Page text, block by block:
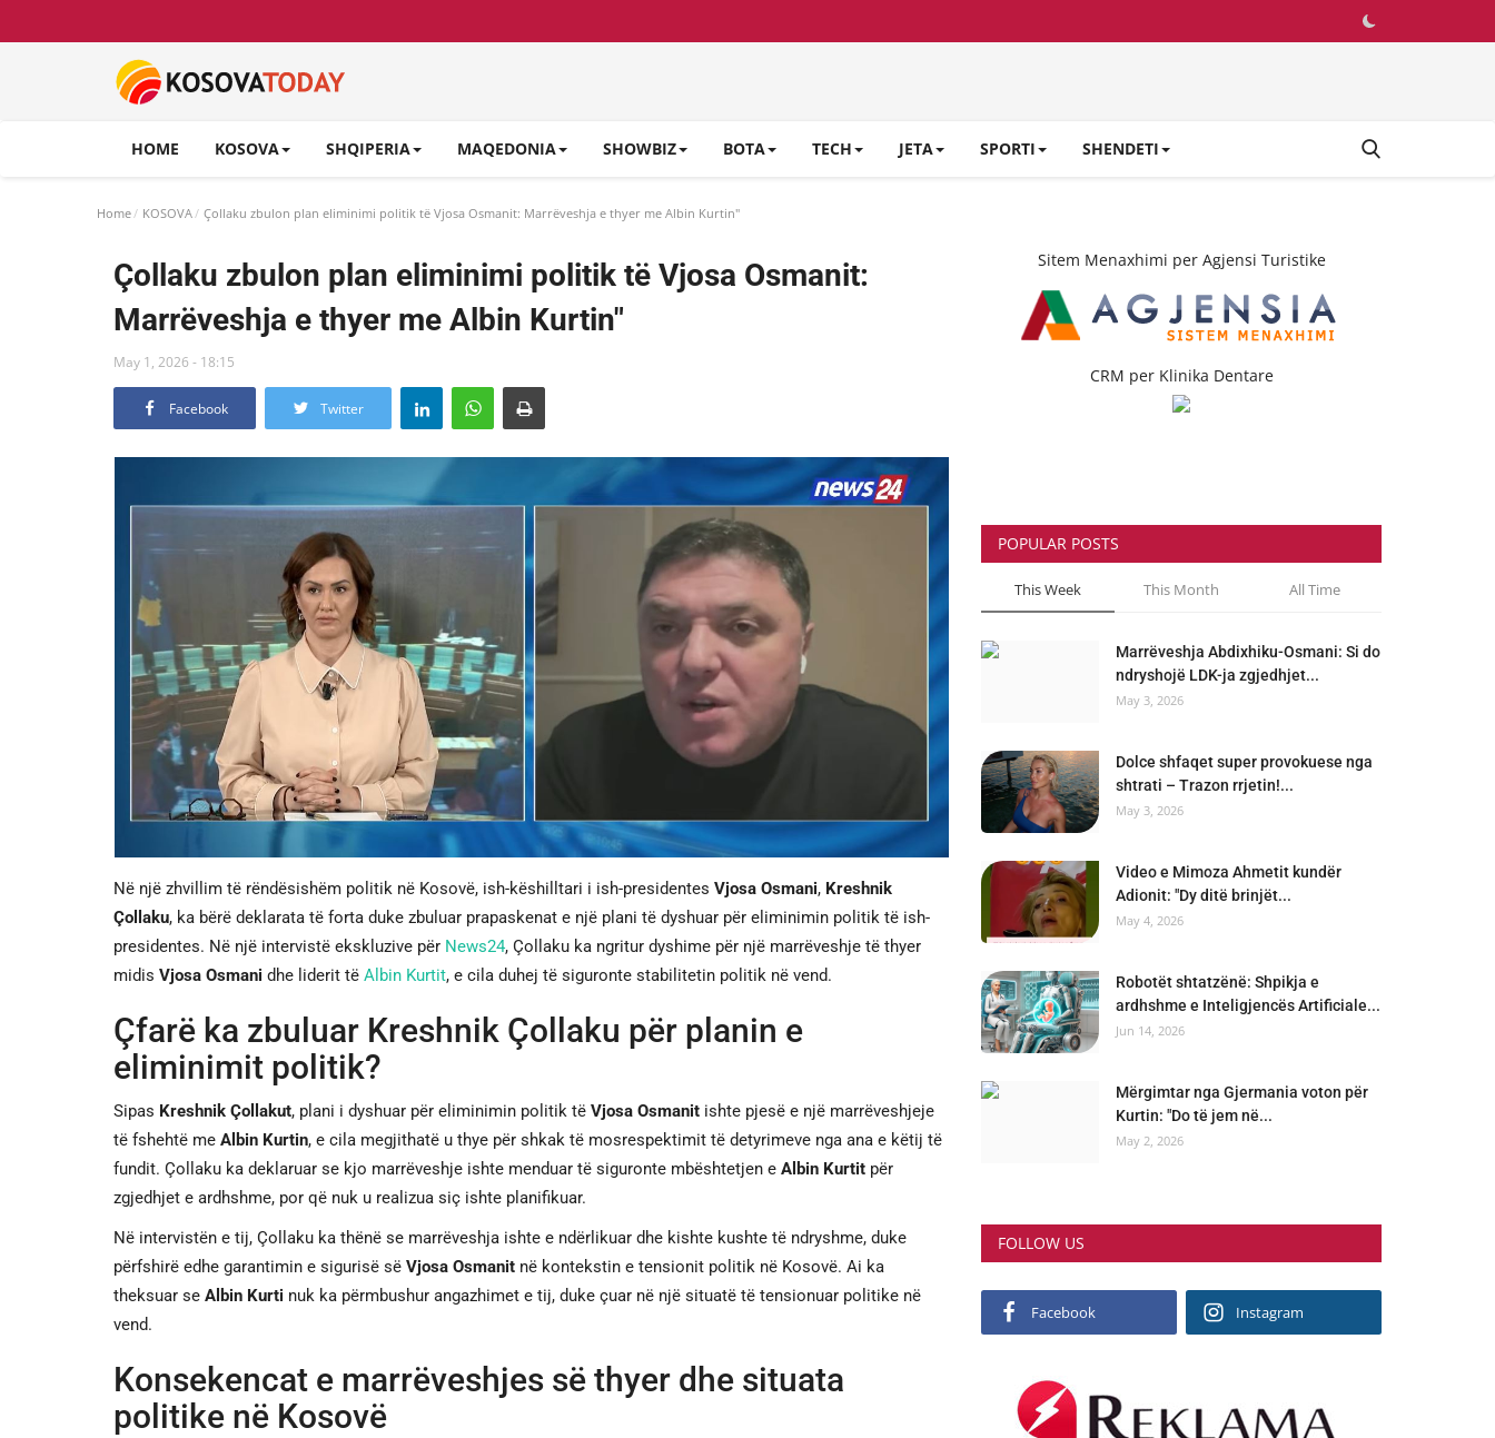
HOME KOSOVA SHQIPERIA MAQEDONIA SHOWBIZ BOTA TECH JETA SPORTI SHENDETI
Home KOSOVA Çollaku zbulon plan eliminimi politik të Vjosa Osmanit: Marrëveshja e thyer me Albin Kurtin"
Çollaku zbulon plan eliminimi politik të Vjosa Osmanit:
Marrëveshja e thyer me Albin Kurtin"
May 1, 2026 - 18:15
Facebook Twitter
Në një zhvillim të rëndësishëm politik në Kosovë, ish-këshilltari i ish-presidentes Vjosa Osmani, Kreshnik
Çollaku, ka bërë deklarata të forta duke zbuluar prapaskenat e një plani të dyshuar për eliminimin politik të ish-
presidentes. Në një intervistë ekskluzive për News24, Çollaku ka ngritur dyshime për një marrëveshje të thyer
midis Vjosa Osmani dhe liderit të Albin Kurtit, e cila duhej të siguronte stabilitetin politik në vend.
Çfarë ka zbuluar Kreshnik Çollaku për planin e
eliminimit politik?
Sipas Kreshnik Çollakut, plani i dyshuar për eliminimin politik të Vjosa Osmanit ishte pjesë e një marrëveshjeje
të fshehtë me Albin Kurtin, e cila megjithatë u thye për shkak të mosrespektimit të detyrimeve nga ana e këtij të
fundit. Çollaku ka deklaruar se kjo marrëveshje ishte menduar të siguronte mbështetjen e Albin Kurtit për
zgjedhjet e ardhshme, por që nuk u realizua siç ishte planifikuar.
Në intervistën e tij, Çollaku ka thënë se marrëveshja ishte e ndërlikuar dhe kishte kushte të ndryshme, duke
përfshirë edhe garantimin e sigurisë së Vjosa Osmanit në kontekstin e tensionit politik në Kosovë. Ai ka
theksuar se Albin Kurti nuk ka përmbushur angazhimet e tij, duke çuar në një situatë të tensionuar politike në
vend.
Konsekencat e marrëveshjes së thyer dhe situata
politike në Kosovë
Sitem Menaxhimi per Agjensi Turistike
CRM per Klinika Dentare
POPULAR POSTS
This Week This Month All Time
Marrëveshja Abdixhiku-Osmani: Si do
ndryshojë LDK-ja zgjedhjet...
May 3, 2026
Dolce shfaqet super provokuese nga
shtrati – Trazon rrjetin!...
May 3, 2026
Video e Mimoza Ahmetit kundër
Adionit: "Dy ditë brinjët...
May 4, 2026
Robotët shtatzënë: Shpikja e
ardhshme e Inteligjencës Artificiale...
Jun 14, 2026
Mërgimtar nga Gjermania voton për
Kurtin: "Do të jem në...
May 2, 2026
FOLLOW US
Facebook Instagram